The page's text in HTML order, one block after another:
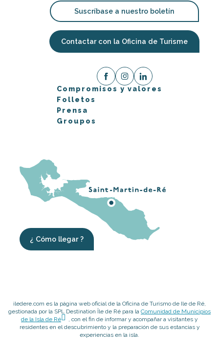
Suscríbase a nuestro boletín
Contactar con la Oficina de Turisme
Compromisos y valores
Folletos
Prensa
Groupos
¿ Cómo llegar ?
iledere.com es la página web oficial de la Oficina de Turismo de Ile de Ré,
gestionada por la SPL Destination Île de Ré para la Comunidad de Municipios
de la Isla de Ré
, con el fin de informar y acompañar a visitantes y
residentes en el descubrimiento y la preparación de sus estancias y
experiencias en la isla.